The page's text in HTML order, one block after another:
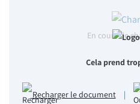
En cours de
Cela prend
Recharger le document |